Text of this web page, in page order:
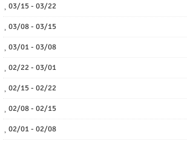
03/15 - 03/22
03/08 - 03/15
03/01 - 03/08
02/22 - 03/01
02/15 - 02/22
02/08 - 02/15
02/01 - 02/08